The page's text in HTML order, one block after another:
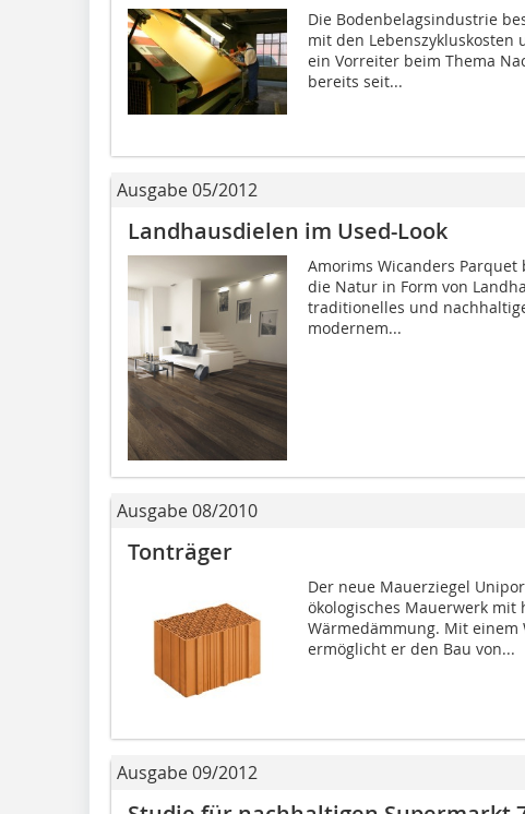
Die Bodenbelagsindustrie
mit den
ein Vorreiter beim Thema
bereits seit...
Ausgabe 05/2012
Landhausdielen im Used-Look
Amorims Wicanders
die Natur in Form von
traditionelles und
modernem...
Ausgabe 08/2010
Tonträger
Der neue Mauerziegel
ökologisches Mauerwerk
Wärmedämmung. Mit einem
ermöglicht er den Bau von...
Ausgabe 09/2012